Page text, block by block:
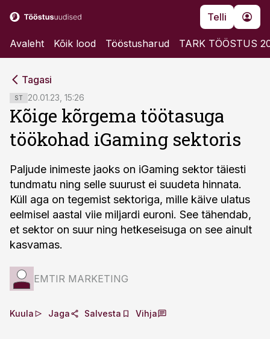
Telli
Avaleht Kõik lood Tööstusharud TARK TÖÖSTUS
Tagasi
ST 20.01.23, 15:26
Kõige kõrgema töötasuga
töökohad iGaming sektoris
Paljude inimeste jaoks on iGaming sektor täiesti
tundmatu ning selle suurust ei suudeta hinnata.
Küll aga on tegemist sektoriga, mille käive ulatus
eelmisel aastal viie miljardi euroni. See tähendab,
et sektor on suur ning hetkeseisuga on see ainult
kasvamas.
EMTIR MARKETING
Kuula Jaga Salvesta Vihja